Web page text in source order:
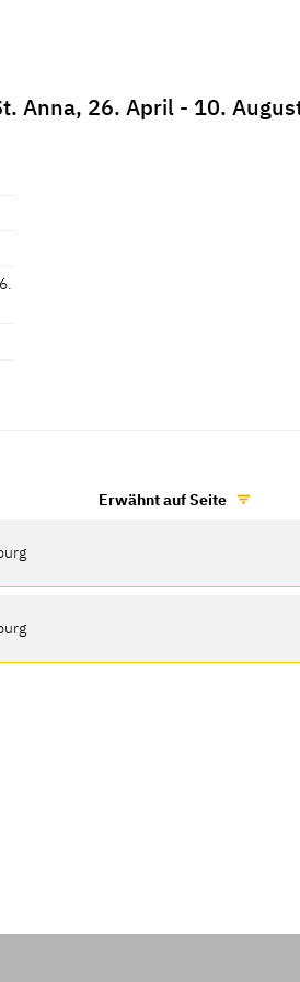
Anna, 26. April - 10.
Erwähnt auf Seite